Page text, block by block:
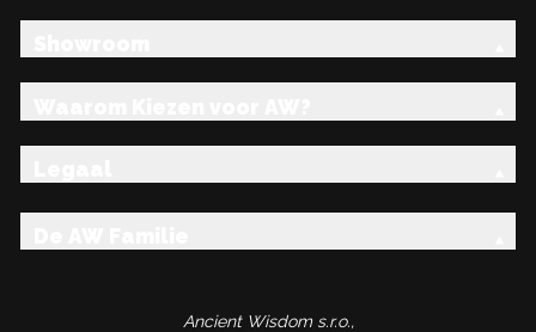
Ancient Wisdom s.r.o.,